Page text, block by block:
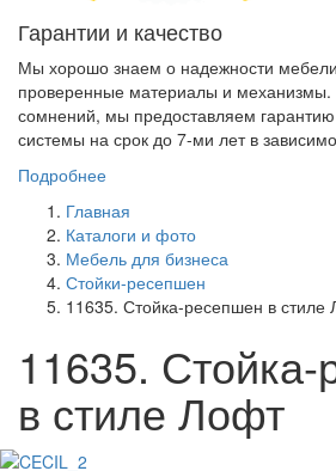
Гарантии и качество
Мы хорошо знаем о надежности
проверенные материалы и механизмы.
сомнений, мы предоставляем
системы на срок до 7-ми лет в
Подробнее
Главная
Каталоги и фото
Мебель для бизнеса
Стойки-ресепшен
11635. Стойка-ресепшен в стиле
11635.
в стиле Лофт